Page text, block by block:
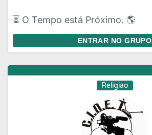
⏳ O Tempo está Próximo. 🌎
ENTRAR NO GRUPO
Religiao